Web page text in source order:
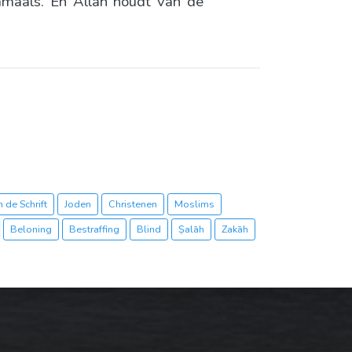
de Schrift Joden Christenen
Moslims
Beloning Bestraffing Blind Ṣalāh
Zakāh